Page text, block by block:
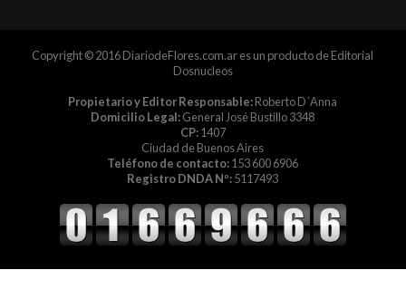
Copyright © 2016 DiariodeFlores.com.ar es un producto de Editorial
Dosnucleos
Propietario y Editor Responsable:Roberto D´Anna
Domicilio Legal:General José Bustillo 3348
CP:1407
Ciudad de Buenos Aires
Teléfono de contacto:153 600 6906
Registro DNDA Nº:5117493